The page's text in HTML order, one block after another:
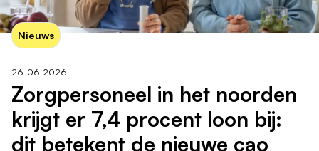
Nieuws
26-06-2026
Zorgpersoneel in het noorden
krijgt er 7,4 procent loon bij:
dit betekent de nieuwe cao